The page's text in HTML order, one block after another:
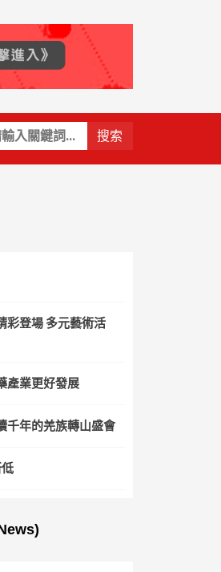
彩登場 多元藝術活
產業更好發展
千年的羌族轉山盛會